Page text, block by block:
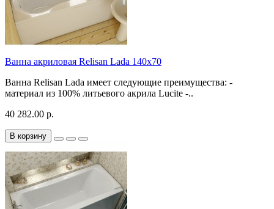
Ванна акриловая Relisan Lada 140x70
Ванна Relisan Lada имеет следующие преимущества: -
материал из 100% литьевого акрила Lucite -..
40 282.00 р.
В корзину